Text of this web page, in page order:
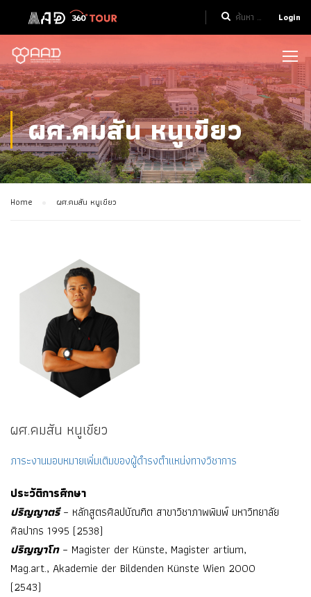
Login
ผศ.คมสัน หนูเขียว
Home ผศ.คมสัน หนูเขียว
ผศ.คมสัน หนูเขียว
ภาระงานมอบหมายเพิ่มเติมของผู้ดำรงตำแหน่งทางวิชาการ
ประวัติการศึกษา
ปริญญาตรี– หลักสูตรศิลปบัณฑิต สาขาวิชาภาพพิมพ์ มหาวิทยาลัย
ศิลปากร 1995 (2538)
ปริญญาโท– Magister der Künste, Magister artium,
Mag.art., Akademie der Bildenden Künste Wien 2000
(2543)